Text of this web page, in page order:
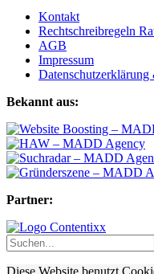
Kontakt
Rechtschreibregeln
AGB
Impressum
Bekannt aus:
Partner:
Diese Website benutzt